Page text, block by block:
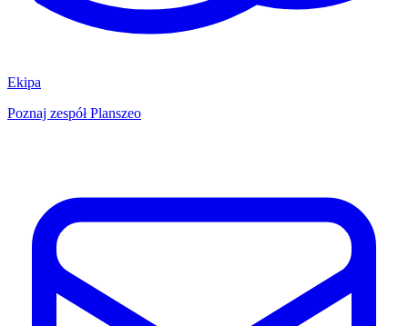
Ekipa
Poznaj zespół Planszeo